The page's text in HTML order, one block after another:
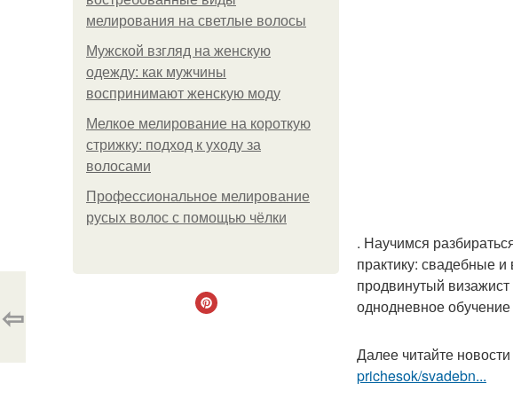
мелирования на светлые волосы
Мужской взгляд на женскую
одежду: как мужчины
воспринимают женскую моду
Мелкое мелирование на короткую
стрижку: подход к уходу за
волосами
Профессиональное мелирование
русых волос с помощью чёлки
. Научимся
практику: свадебные
продвинутый
однодневное
Далее читайте
prichesok/svadebn...
⇦